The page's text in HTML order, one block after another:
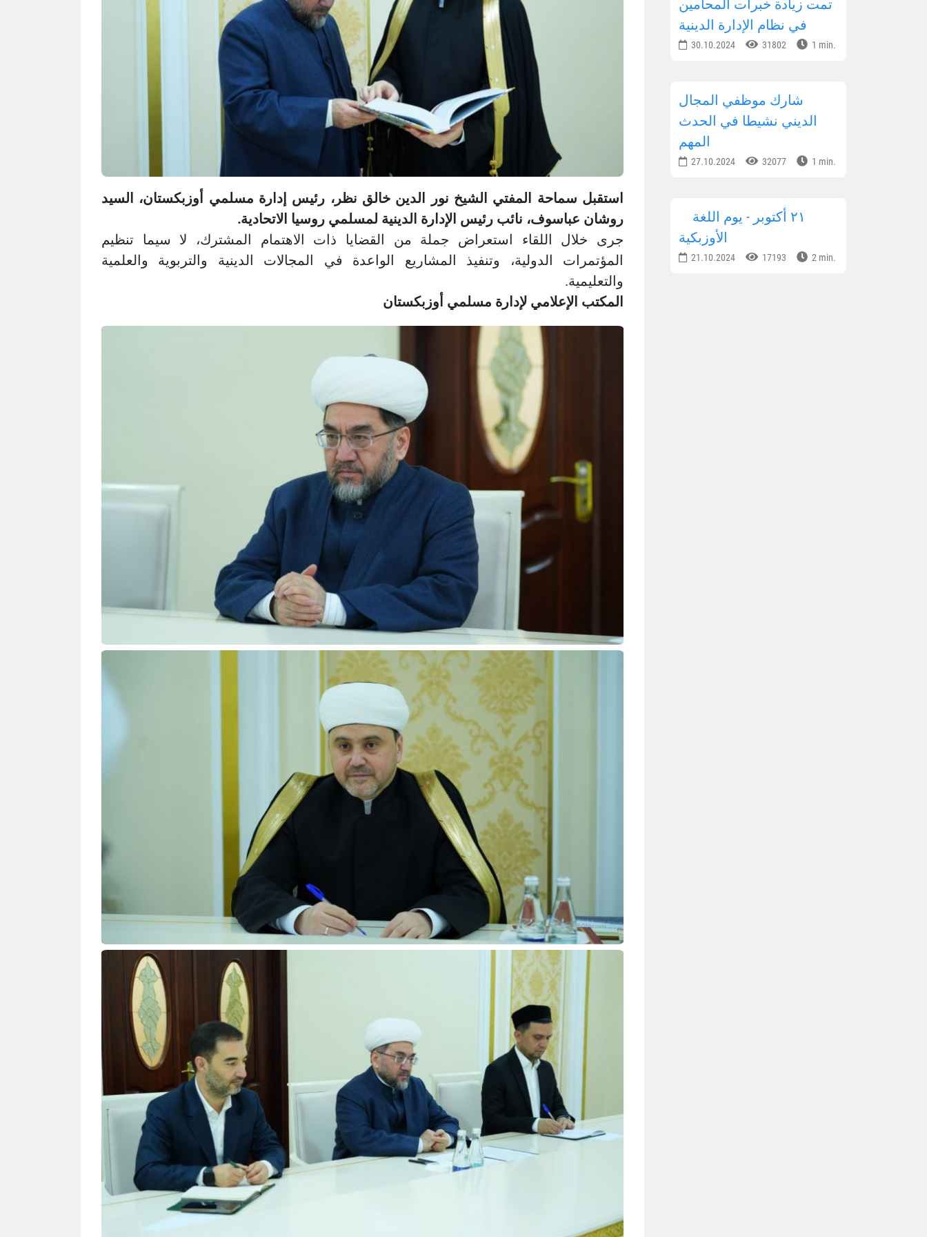
استقبل سماحة المفتي الشيخ نور الدين خالق نظر، رئيس إدارة مسلمي أوزبكستان، السيد
روشان عباسوف، نائب رئيس الإدارة الدينية لمسلمي روسيا الاتحادية.
جرى خلال اللقاء استعراض جملة من القضايا ذات الاهتمام المشترك، لا سيما تنظيم
المؤتمرات الدولية، وتنفيذ المشاريع الواعدة في المجالات الدينية والتربوية والعلمية
والتعليمية.
المكتب الإعلامي لإدارة مسلمي أوزبكستان
تمت زيادة خبرات المحامين
في نظام الإدارة الدينية
30.10.2024 31802 1 min.
شارك موظفي المجال
الديني نشيطا في الحدث
المهم
27.10.2024 32077 1 min.
الأوزبكية
21.10.2024 17193 2 min.